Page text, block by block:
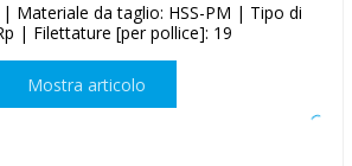
Materiale da taglio: HSS-PM | Tipo di
| Filettature [per pollice]: 19
Mostra articolo